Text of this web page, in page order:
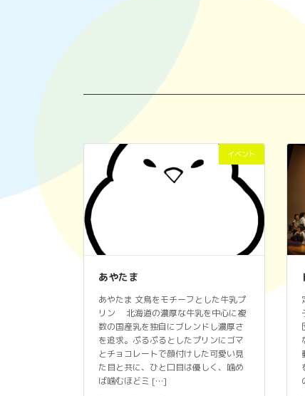
イベント
あやたま
あやたま 文鳥をモチーフとした牛乳プ
リン 北海道の濃厚な牛乳を中心に複
数の国産乳を独自にブレンドし濃厚さ
を追求。ぷるぷるとしたプリンにゴマ
とチョコレートで顔付けした可愛い見
た目と共に、ひと口目は優しく、噛め
ば噛むほどミ […]